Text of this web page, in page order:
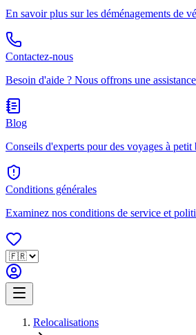
En savoir plus sur les déménagements de
Contactez-nous
Besoin d'aide ? Nous offrons une
Blog
Conseils d'experts pour des voyages à
Conditions générales
Examinez nos conditions de service et
Relocalisations